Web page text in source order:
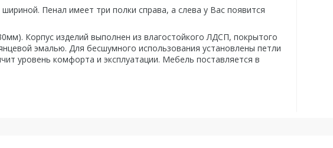
Пенал имеет три полки справа, а слева у Вас появится
Корпус изделий выполнен из влагостойкого ЛДСП, покрытого
эмалью. Для бесшумного использования установлены петли
уровень комфорта и эксплуатации. Мебель поставляется в